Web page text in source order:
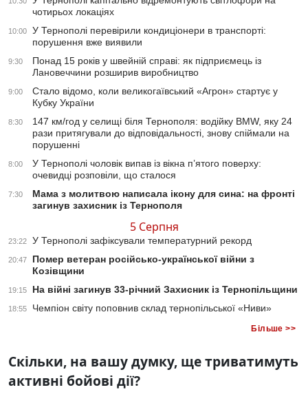
чотирьох локаціях
10:00
У Тернополі перевірили кондиціонери в транспорті:
порушення вже виявили
9:30
Понад 15 років у швейній справі: як підприємець із
Лановеччини розширив виробництво
9:00
Стало відомо, коли великогаївський «Агрон» стартує у
Кубку України
8:30
147 км/год у селищі біля Тернополя: водійку BMW, яку 24
рази притягували до відповідальності, знову спіймали на
порушенні
8:00
У Тернополі чоловік випав із вікна п’ятого поверху:
очевидці розповіли, що сталося
7:30
Мама з молитвою написала ікону для сина: на фронті
загинув захисник із Тернополя
5 Серпня
23:22 У Тернополі зафіксували температурний рекорд
20:47
Помер ветеран російсько-української війни з
Козівщини
19:15 На війні загинув 33-річний Захисник із Тернопільщини
18:55 Чемпіон світу поповнив склад тернопільської «Ниви»
Більше >>
Скільки, на вашу думку, ще триватимуть
активні бойові дії?